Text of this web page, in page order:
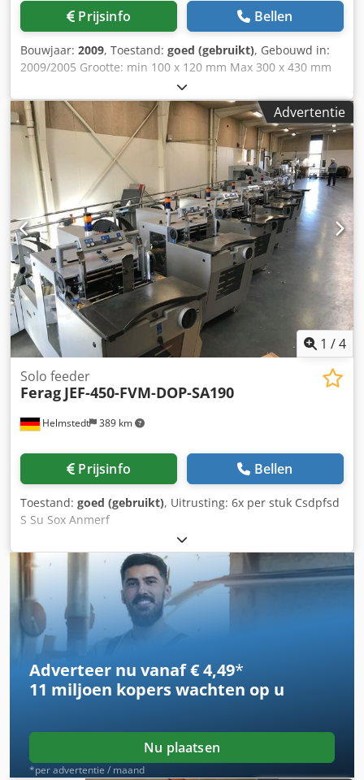
Prijsinfo Bellen
Bouwjaar: 2009, Toestand: goed (gebruikt), Gebouwd in:
2009/2005 Grootte: min 100 x 120 mm Max 300 x 430 mm
Dikte: max 40 mm Film dikte 20-100 mµ Mechanische
snelheid: 25.000 Ex./h Uitrusting: • 10 stations rollstream
ROS • 1 VSE-ROS-ES-RE-300-KWE Twin multi disc afwikkel
station AWS • 4 MTD-AWS-OWK • in 2005 gebouwde
Cjdpfxsc Icm Ro Anmorf JET Feeder • 8 JEF-450-FVM-SA190 •
in 2005 gebouwde folie verpakking machine CMC 2800 •
met twee feeders • gebouwd in 2009 Twin stacker CMC
Advertentie
1 /4
Helmstedt 389 km
Solo feeder
Ferag JEF-450-FVM-DOP-SA190
Prijsinfo Bellen
Toestand: goed (gebruikt), Uitrusting: 6x per stuk Csdpfsd
S Su Sox Anmerf
Adverteer nu vanaf € 4,49*
11 miljoen koperswachten op u
Nu plaatsen
*per advertentie / maand